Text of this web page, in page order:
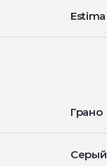
Estima
Грано
Серый